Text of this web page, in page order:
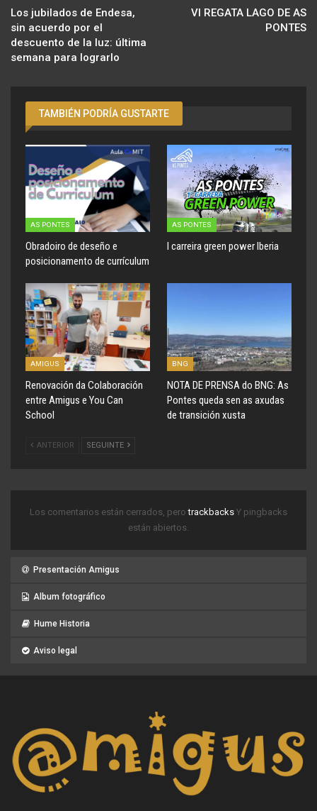
Los jubilados de Endesa,
sin acuerdo por el
descuento de la luz: última
semana para lograrlo
VI REGATA LAGO DE AS
PONTES
TAMBIÉN PODRÍA GUSTARTE
AS PONTES
Obradoiro de deseño e
posicionamento de currículum
AS PONTES
I carreira green power Iberia
AMIGUS
Renovación da Colaboración
entre Amigus e You Can
School
BNG
NOTA DE PRENSA do BNG: As
Pontes queda sen as axudas
de transición xusta
ANTERIOR SEGUINTE
Los comentarios están cerrados, perotrackbacks Y pingbacks
están abiertos.
Presentación Amigus
Album fotográfico
Hume Historia
Aviso legal